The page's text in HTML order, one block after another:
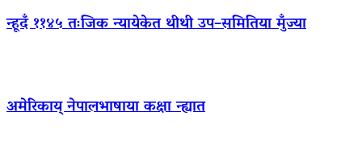
न्हूदँ ११४५ तःजिक न्यायेकेत थीथी उप–समितिया मुँज्या
अमेरिकाय् नेपालभाषाया कक्षा न्ह्यात